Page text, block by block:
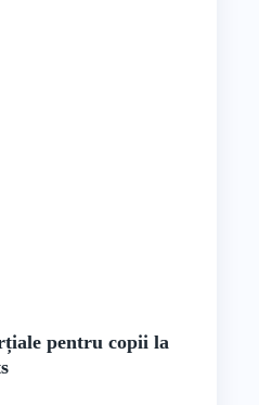
pentru copii la